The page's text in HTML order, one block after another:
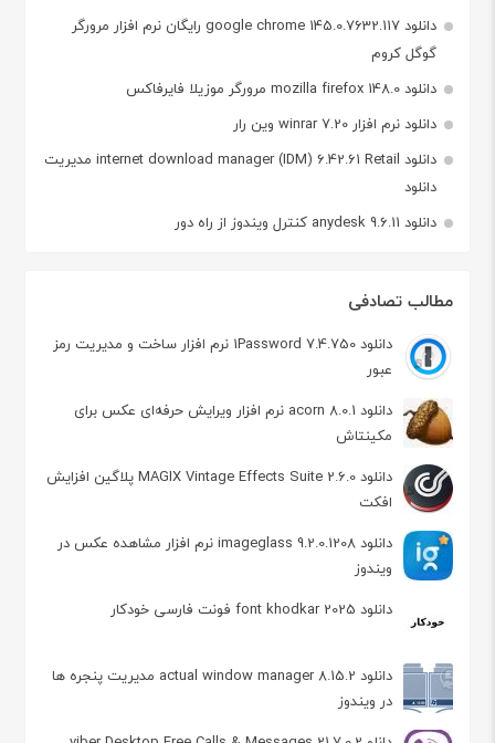
دانلود google chrome 145.0.7632.117 رایگان نرم افزار مرورگر
گوگل کروم
دانلود mozilla firefox 148.0 مرورگر موزیلا فایرفاکس
دانلود نرم افزار winrar 7.20 وین رار
دانلود internet download manager (IDM) 6.42.61 Retail مدیریت
دانلود
دانلود anydesk 9.6.11 کنترل ویندوز از راه دور
مطالب تصادفی
دانلود 1Password 7.4.750 نرم افزار ساخت و مدیریت رمز
عبور
دانلود acorn 8.0.1 نرم افزار ویرایش حرفه‌ای عکس برای
مکینتاش
دانلود MAGIX Vintage Effects Suite 2.6.0 پلاگین افزایش
افکت
دانلود imageglass 9.2.0.1208 نرم افزار مشاهده عکس در
ویندوز
دانلود font khodkar 2025 فونت فارسی خودکار
دانلود actual window manager 8.15.2 مدیریت پنجره ها
در ویندوز